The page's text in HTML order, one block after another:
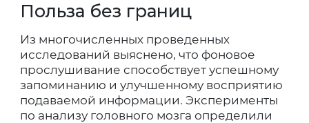
Польза без границ
Из многочисленных проведенных
исследований выяснено, что фоновое
прослушивание способствует успешному
запоминанию и улучшенному восприятию
подаваемой информации. Эксперименты
по анализу головного мозга определили